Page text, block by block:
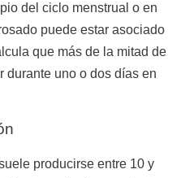
del ciclo menstrual o en
puede estar asociado
que más de la mitad de
durante uno o dos días en
producirse entre 10 y